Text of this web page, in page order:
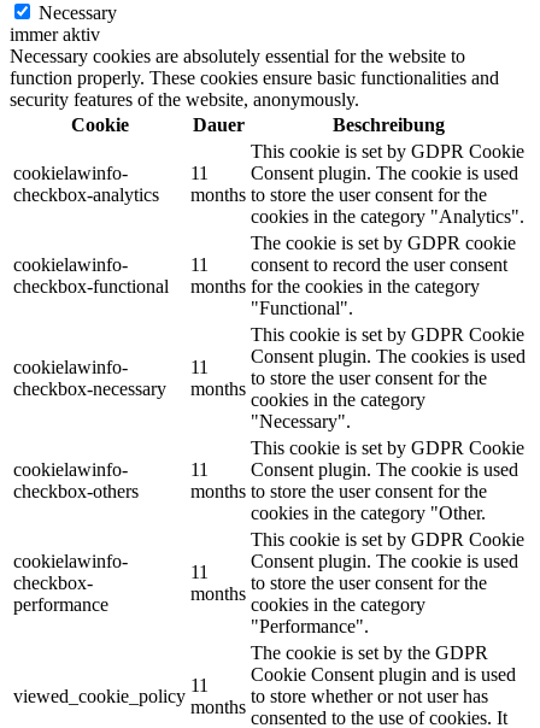
Necessary
immer aktiv
Necessary cookies are absolutely essential for the website to
function properly. These cookies ensure basic functionalities and
security features of the website, anonymously.
Cookie
Dauer Beschreibung
cookielawinfo-
checkbox-analytics
11
months
This cookie is set by GDPR Cookie
Consent plugin. The cookie is used
to store the user consent for the
cookies in the category "Analytics".
cookielawinfo-
checkbox-functional
11
months
The cookie is set by GDPR cookie
consent to record the user consent
for the cookies in the category
"Functional".
cookielawinfo-
checkbox-necessary
11
months
This cookie is set by GDPR Cookie
Consent plugin. The cookies is used
to store the user consent for the
cookies in the category
"Necessary".
cookielawinfo-
checkbox-others
11
months
This cookie is set by GDPR Cookie
Consent plugin. The cookie is used
to store the user consent for the
cookies in the category "Other.
cookielawinfo-
checkbox-
performance
11
months
This cookie is set by GDPR Cookie
Consent plugin. The cookie is used
to store the user consent for the
cookies in the category
"Performance".
viewed_cookie_policy
11
months
The cookie is set by the GDPR
Cookie Consent plugin and is used
to store whether or not user has
consented to the use of cookies. It